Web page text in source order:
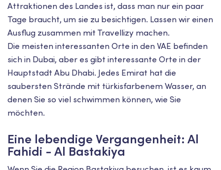
Attraktionen des Landes ist, dass man nur ein paar
Tage braucht, um sie zu besichtigen. Lassen wir einen
Ausflug zusammen mit Travellizy machen.
Die meisten interessanten Orte in den VAE befinden
sich in Dubai, aber es gibt interessante Orte in der
Hauptstadt Abu Dhabi. Jedes Emirat hat die
saubersten Strände mit türkisfarbenem Wasser, an
denen Sie so viel schwimmen können, wie Sie
möchten.
Eine lebendige Vergangenheit: Al
Fahidi - Al Bastakiya